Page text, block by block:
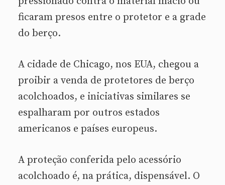
ficaram presos entre o protetor e a grade
do berço.
A cidade de Chicago, nos EUA, chegou a
proibir a venda de protetores de berço
acolchoados, e iniciativas similares se
espalharam por outros estados
americanos e países europeus.
A proteção conferida pelo acessório
acolchoado é, na prática, dispensável. O